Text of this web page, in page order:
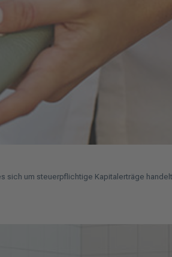
sich um steuerpflichtige Kapitalerträge